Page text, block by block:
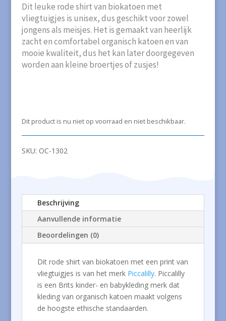
Dit leuke rode shirt van biokatoen met
vliegtuigjes is unisex, dus geschikt voor zowel
jongens als meisjes. Het is gemaakt van heerlijk
zacht en comfortabel organisch katoen en van
mooie kwaliteit, dus het kan later doorgegeven
worden aan kleine broertjes of zusjes!
Dit product is nu niet op voorraad en niet beschikbaar.
SKU: OC-1302
Beschrijving
Aanvullende informatie
Beoordelingen (0)
Dit rode shirt van biokatoen met een print van
vliegtuigjes is van het merk Piccalilly. Piccalilly
is een Brits kinder- en babykleding merk dat
kleding van organisch katoen maakt volgens
de hoogste ethische standaarden.